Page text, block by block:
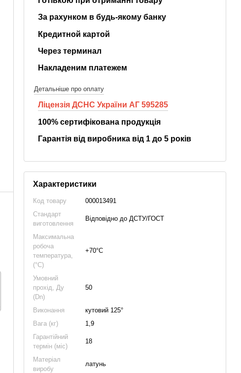
За рахунком в будь-якому банку
Кредитной картой
Через терминал
Накладеним платежем
Детальніше про оплату
Ліцензія ДСНС України АГ 595285
100% сертифікована продукція
Гарантія від виробника від 1 до 5 років
Характеристики
Код товару
000013491
Стандарт
виготовлення
Відповідно до ДСТУ/ГОСТ
Максимальна
робоча
температура,
(°C)
+70°С
Умовний
прохід, Ду
(Dn)
50
Виконання
кутовий 125°
Вага (кг)
1,9
Гарантійний
термін (міс)
18
Матеріал
виробу
латунь